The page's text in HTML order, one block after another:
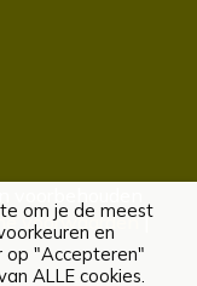
voorwaarden|
om je de meest
en
op "Accepteren"
ALLE cookies.